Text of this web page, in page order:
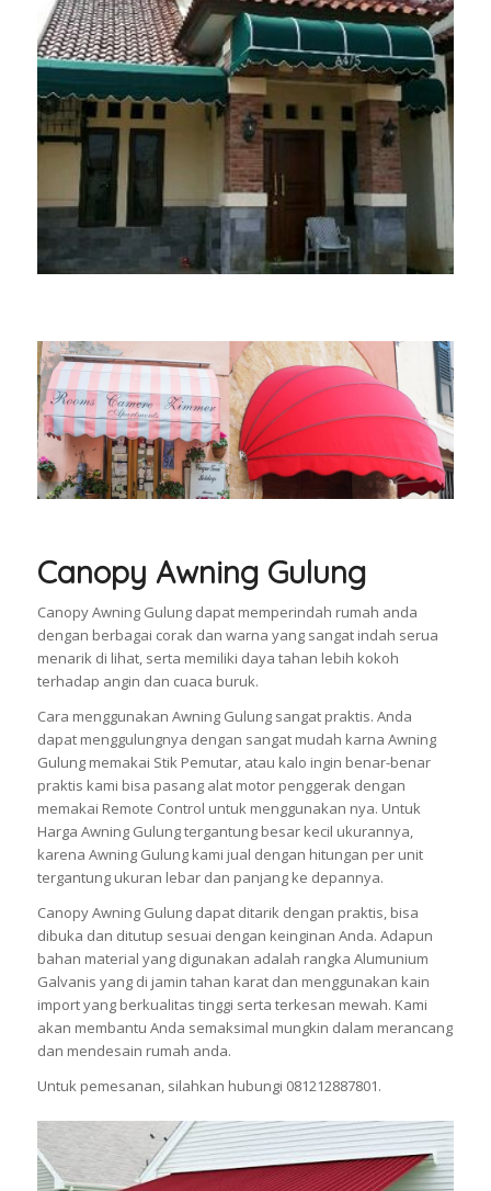
Canopy Awning Gulung
Canopy Awning Gulung dapat memperindah rumah anda
dengan berbagai corak dan warna yang sangat indah serua
menarik di lihat, serta memiliki daya tahan lebih kokoh
terhadap angin dan cuaca buruk.
Cara menggunakan Awning Gulung sangat praktis. Anda
dapat menggulungnya dengan sangat mudah karna Awning
Gulung memakai Stik Pemutar, atau kalo ingin benar-benar
praktis kami bisa pasang alat motor penggerak dengan
memakai Remote Control untuk menggunakan nya. Untuk
Harga Awning Gulung tergantung besar kecil ukurannya,
karena Awning Gulung kami jual dengan hitungan per unit
tergantung ukuran lebar dan panjang ke depannya.
Canopy Awning Gulung dapat ditarik dengan praktis, bisa
dibuka dan ditutup sesuai dengan keinginan Anda. Adapun
bahan material yang digunakan adalah rangka Alumunium
Galvanis yang di jamin tahan karat dan menggunakan kain
import yang berkualitas tinggi serta terkesan mewah. Kami
akan membantu Anda semaksimal mungkin dalam merancang
dan mendesain rumah anda.
Untuk pemesanan, silahkan hubungi 081212887801.